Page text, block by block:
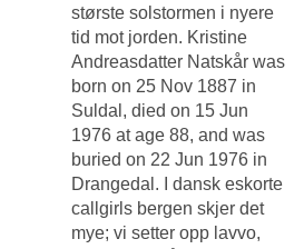
største solstormen i nyere
tid mot jorden. Kristine
Andreasdatter Natskår was
born on 25 Nov 1887 in
Suldal, died on 15 Jun
1976 at age 88, and was
buried on 22 Jun 1976 in
Drangedal. I dansk eskorte
callgirls bergen skjer det
mye; vi setter opp lavvo,